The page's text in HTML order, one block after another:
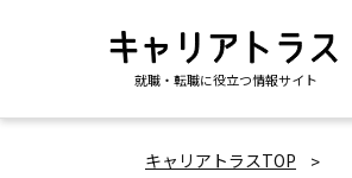
就職・転職に役立つ情報サイト
キャリアトラスTOP